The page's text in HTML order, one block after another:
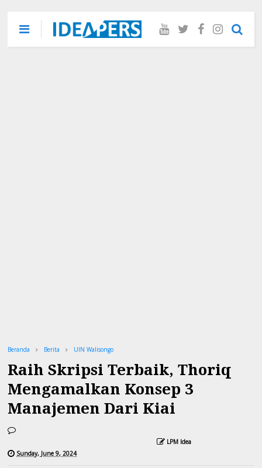
Beranda Berita UIN Walisongo
Raih Skripsi Terbaik, Thoriq
Mengamalkan Konsep 3
Manajemen Dari Kiai
LPM Idea
Sunday, June 9, 2024